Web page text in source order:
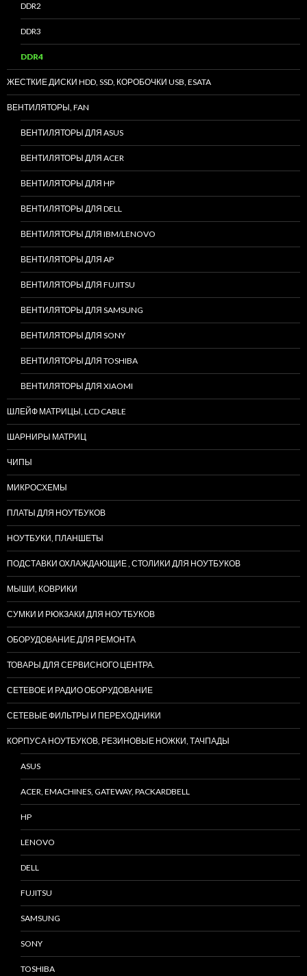
DDR2
DDR3
DDR4
ЖЕСТКИЕ ДИСКИ HDD, SSD, КОРОБОЧКИ USB, ESATA
ВЕНТИЛЯТОРЫ, FAN
ВЕНТИЛЯТОРЫ ДЛЯ ASUS
ВЕНТИЛЯТОРЫ ДЛЯ ACER
ВЕНТИЛЯТОРЫ ДЛЯ HP
ВЕНТИЛЯТОРЫ ДЛЯ DELL
ВЕНТИЛЯТОРЫ ДЛЯ IBM/LENOVO
ВЕНТИЛЯТОРЫ ДЛЯ AP
ВЕНТИЛЯТОРЫ ДЛЯ FUJITSU
ВЕНТИЛЯТОРЫ ДЛЯ SAMSUNG
ВЕНТИЛЯТОРЫ ДЛЯ SONY
ВЕНТИЛЯТОРЫ ДЛЯ TOSHIBA
ВЕНТИЛЯТОРЫ ДЛЯ XIAOMI
ШЛЕЙФ МАТРИЦЫ, LCD CABLE
ШАРНИРЫ МАТРИЦ
ЧИПЫ
МИКРОСХЕМЫ
ПЛАТЫ ДЛЯ НОУТБУКОВ
НОУТБУКИ, ПЛАНШЕТЫ
ПОДСТАВКИ ОХЛАЖДАЮЩИЕ , СТОЛИКИ ДЛЯ НОУТБУКОВ
МЫШИ, КОВРИКИ
СУМКИ И РЮКЗАКИ ДЛЯ НОУТБУКОВ
ОБОРУДОВАНИЕ ДЛЯ РЕМОНТА
ТОВАРЫ ДЛЯ СЕРВИСНОГО ЦЕНТРА.
СЕТЕВОЕ И РАДИО ОБОРУДОВАНИЕ
СЕТЕВЫЕ ФИЛЬТРЫ И ПЕРЕХОДНИКИ
КОРПУСА НОУТБУКОВ, РЕЗИНОВЫЕ НОЖКИ, ТАЧПАДЫ
ASUS
ACER, EMACHINES, GATEWAY, PACKARDBELL
HP
LENOVO
DELL
FUJITSU
SAMSUNG
SONY
TOSHIBA